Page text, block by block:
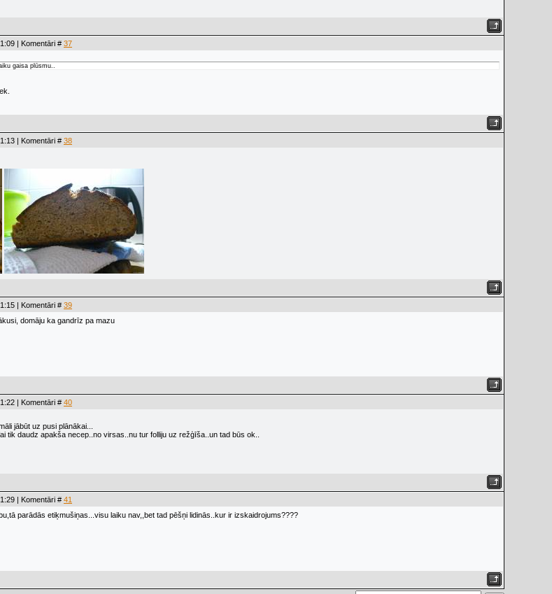
| Komentāri # 37
gaisa plūsmu..
| Komentāri # 38
| Komentāri # 39
domāju ka gandrīz pa mazu
| Komentāri # 40
jābūt uz pusi plānākai...
tik daudz apakša necep..no virsas..nu tur folliju uz režģīša..un tad būs ok..
| Komentāri # 41
parādās etiķmušiņas...visu laiku nav,,bet tad pēšņi lidinās..kur ir izskaidrojums????